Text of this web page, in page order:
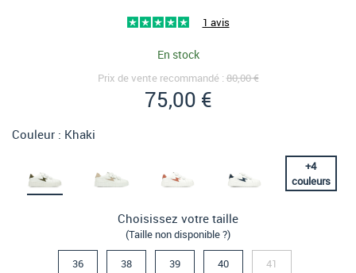
1 avis
En stock
Prix de vente recommandé :80,00 €
75,00 €
Couleur : Khaki
+4
couleurs
Choisissez votre taille
(Taille non disponible ?)
36 38 39 40 41